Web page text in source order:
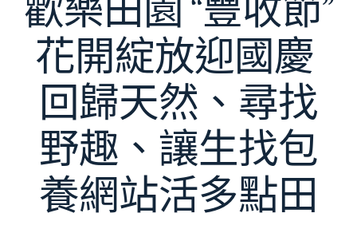
歡樂田​園 “豐收節”
花開綻放迎國慶 ​
回歸天然、尋找
野趣、讓生找包
養網站活多點田